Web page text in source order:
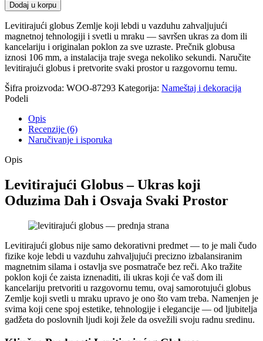
Dodaj u korpu
Levitirajući globus Zemlje koji lebdi u vazduhu zahvaljujući
magnetnoj tehnologiji i svetli u mraku — savršen ukras za dom ili
kancelariju i originalan poklon za sve uzraste. Prečnik globusa
iznosi 106 mm, a instalacija traje svega nekoliko sekundi. Naručite
levitirajući globus i pretvorite svaki prostor u razgovornu temu.
Šifra proizvoda: WOO-87293 Kategorija: Nameštaj i dekoracija
Podeli
Opis
Recenzije (6)
Naručivanje i isporuka
Opis
Levitirajući Globus – Ukras koji
Oduzima Dah i Osvaja Svaki Prostor
Levitirajući globus nije samo dekorativni predmet — to je mali čudo
fizike koje lebdi u vazduhu zahvaljujući precizno izbalansiranim
magnetnim silama i ostavlja sve posmatrače bez reči. Ako tražite
poklon koji će zaista iznenaditi, ili ukras koji će vaš dom ili
kancelariju pretvoriti u razgovornu temu, ovaj samorotujući globus
Zemlje koji svetli u mraku upravo je ono što vam treba. Namenjen je
svima koji cene spoj estetike, tehnologije i elegancije — od ljubitelja
gadžeta do poslovnih ljudi koji žele da osvežili svoju radnu sredinu.